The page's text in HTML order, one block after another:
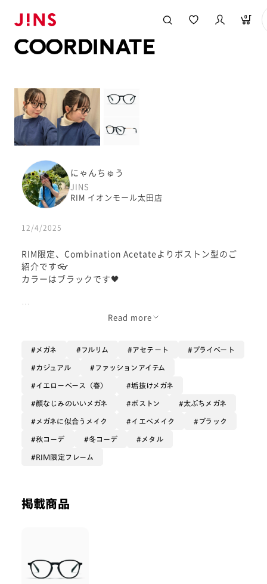
0
COORDINATE
にゃんちゅう
JINS
RIM イオンモール太田店
12/4/2025
RIM限定、Combination Acetateよりボストン型のご
紹介です👓
カラーはブラックです🖤
少し大きめな玉型ですが、大きすぎず顔なじみのよいフ
アセテート特有の発色の良さ、ツヤが魅力的でお気に入
りポイントです🌟
鼻パッドは一体型タイプですので、折れるリスクも抑え
られますよ☺
ぜひお試しくださいませ💞
Read more
メガネ フルリム アセテート プライベート
カジュアル ファッションアイテム
イエローベース（春） 垢抜けメガネ
顔なじみのいいメガネ ボストン 太ぶちメガネ
メガネに似合うメイク イエベメイク ブラック
秋コーデ 冬コーデ メタル
RIM限定フレーム
掲載商品